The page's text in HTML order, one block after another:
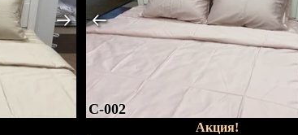
C-002
Акция!